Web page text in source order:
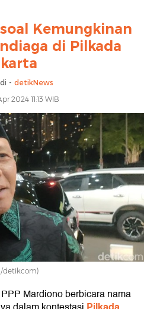
Kemungkinan
di Pilkada
- detikNews
2024 11:13 WIB
detikcom)
Mardiono berbicara nama